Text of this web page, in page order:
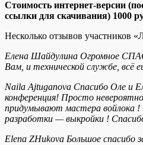
Стоимость интернет-версии
ссылки для скачивания) 1000
Несколько отзывов участников
Елена Шайдулина Огромное
Вам, и технической службе, всё
Naila Ajtuganova Спасибо Оле и
конференция! Просто
придумывают мастера войлока
разработки — выкройки !
Elena ZHukova Большое спасибо